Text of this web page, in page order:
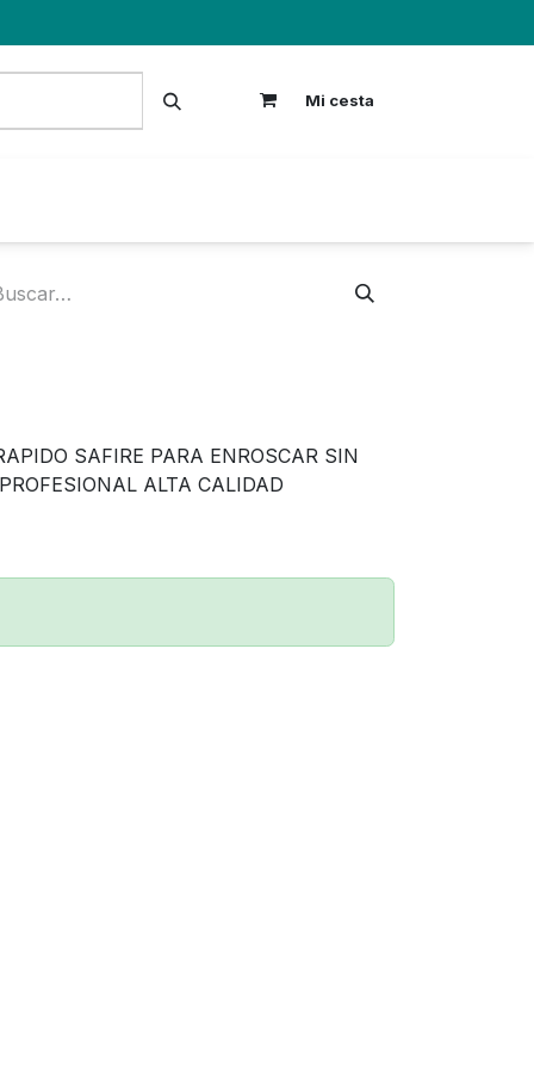
Mi cesta
SAFIRE PARA ENROSCAR SIN
ALTA CALIDAD